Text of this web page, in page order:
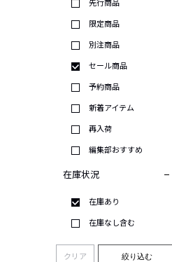
先行商品
限定商品
別注商品
セール商品
予約商品
新着アイテム
再入荷
編集部おすすめ
在庫状況
在庫あり
在庫なし含む
クリア 絞り込む